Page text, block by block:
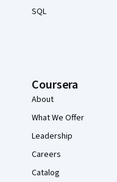
SQL
Coursera
About
What We Offer
Leadership
Careers
Catalog